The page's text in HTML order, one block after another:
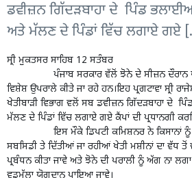
ਡਵੀਜ਼ਨ ਗਿੱਦੜਬਾਹਾ ਦੇ ਪਿੰਡ
ਅਤੇ ਮੱਲਣ ਦੇ ਪਿੰਡਾਂ ਵਿੱਚ ਲਗਾਏ ਗਏ
ਸ੍ਰੀ ਮੁੁਕਤਸਰ ਸਾਹਿਬ 12 ਸਤੰਬਰ
ਪੰਜਾਬ ਸਰਕਾਰ ਵੱਲੋਂ ਝੋਨੇ ਦੇ ਸੀਜ਼ਨ ਦੌਰਾਨ
ਵਿਸ਼ੇਸ਼ ਉਪਰਾਲੇ ਕੀਤੇ ਜਾ ਰਹੇ ਹਨ।ਇਹ ਪ੍ਰਗਟਾਵਾ ਸ੍ਰੀ
ਖੇਤੀਬਾੜੀ ਵਿਭਾਗ ਵਲੋਂ ਸਬ ਡਵੀਜ਼ਨ ਗਿੱਦੜਬਾਹਾ ਦੇ
ਮੱਲਣ ਦੇ ਪਿੰਡਾਂ ਵਿੱਚ ਲਗਾਏ ਗਏ ਕੈਂਪਾਂ ਦੀ ਪ੍ਰਧਾਨਗੀ
ਇਸ ਮੌਕੇ ਡਿਪਟੀ ਕਮਿਸ਼ਨਰ ਨੇ ਕਿਸਾਨਾਂ ਨੂੰ
ਸਬਸਿਡੀ ਤੇ ਦਿੱਤੀਆਂ ਜਾ ਰਹੀਆਂ ਖੇਤੀ ਮਸ਼ੀਨਾਂ ਦਾ ਵੱਧ ਤੋਂ
ਪ੍ਰਬੰਧਨ ਕੀਤਾ ਜਾਵੇ ਅਤੇ ਝੋਨੇ ਦੀ ਪਰਾਲੀ ਨੂੰ ਅੱਗ ਨਾ